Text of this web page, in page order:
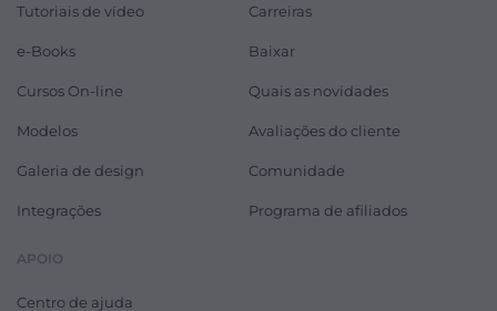
Tutoriais de vídeo
e-Books
Cursos On-line
Modelos
Galeria de design
Integrações
Carreiras
Baixar
Quais as novidades
Avaliações do cliente
Comunidade
Programa de afiliados
APOIO
Centro de ajuda